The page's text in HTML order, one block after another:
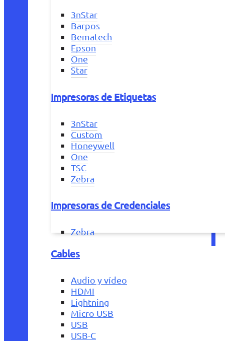
3nStar
Barpos
Bematech
Epson
One
Star
Impresoras de Etiquetas
3nStar
Custom
Honeywell
One
TSC
Zebra
Impresoras de Credenciales
Zebra
Cables
Audio y vídeo
HDMI
Lightning
Micro USB
USB
USB-C